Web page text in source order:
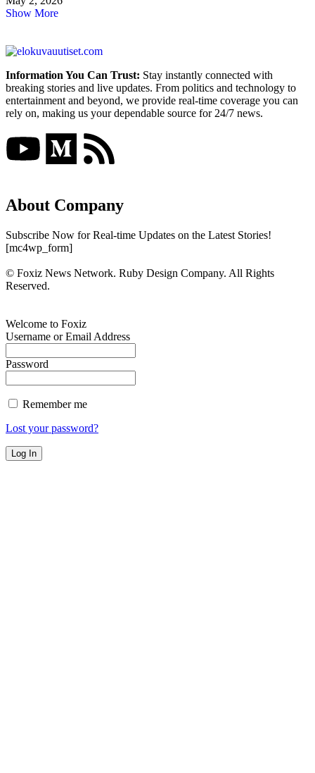
Show More
Information You Can Trust: Stay instantly connected with
breaking stories and live updates. From politics and technology to
entertainment and beyond, we provide real-time coverage you can
rely on, making us your dependable source for 24/7 news.
About Company
Subscribe Now for Real-time Updates on the Latest Stories!
[mc4wp_form]
© Foxiz News Network. Ruby Design Company. All Rights
Reserved.
Welcome to Foxiz
Username or Email Address
Password
Remember me
Lost your password?